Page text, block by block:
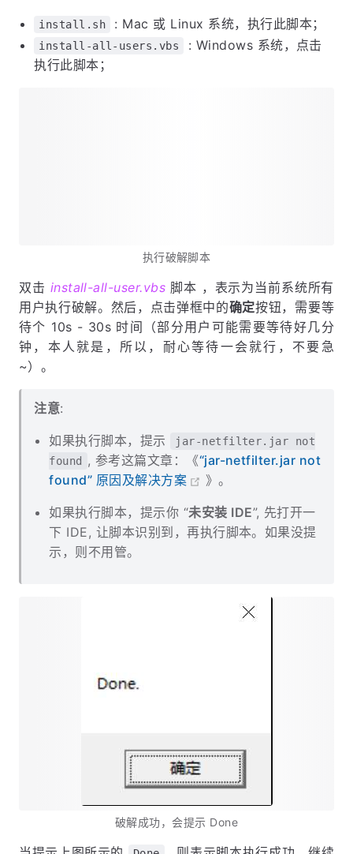
install.sh : Mac 或 Linux 系统，执行此脚本；
install-all-users.vbs
: Windows 系统，点击
执行此脚本；
执行破解脚本
双击 install-all-user.vbs脚本 ，表示为当前系统所有
用户执行破解。然后，点击弹框中的确定按钮，需要等
待个 10s - 30s 时间（部分用户可能需要等待好几分
钟，本人就是，所以，耐心等待一会就行，不要急
~）。
注意:
如果执行脚本，提示 jar-netfilter.jar not
found” 原因及解决方案
》。
如果执行脚本，提示你 “